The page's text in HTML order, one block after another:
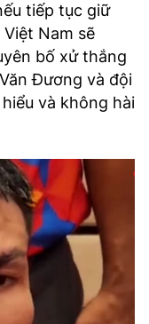
tiếp tục giữ
Nam sẽ
bố xử thắng
Đương và đội
và không hài